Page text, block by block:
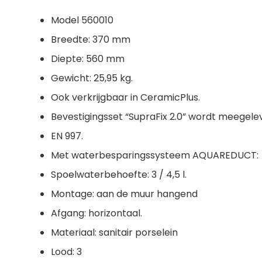
Model 560010
Breedte: 370 mm
Diepte: 560 mm
Gewicht: 25,95 kg.
Ook verkrijgbaar in CeramicPlus.
Bevestigingsset “SupraFix 2.0” wordt
EN 997.
Met waterbesparingssysteem AQUAREDUCT:
Spoelwaterbehoefte: 3 / 4,5 l.
Montage: aan de muur hangend
Afgang: horizontaal.
Materiaal: sanitair porselein
Lood: 3